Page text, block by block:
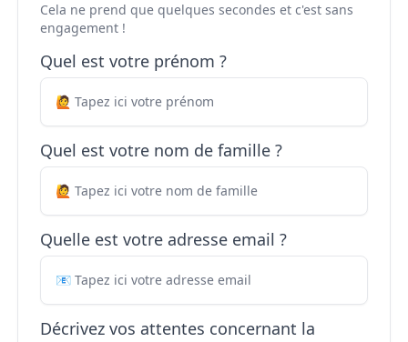
Cela ne prend que quelques secondes et c'est sans
engagement !
Quel est votre prénom ?
Quel est votre nom de famille ?
Quelle est votre adresse email ?
Décrivez vos attentes concernant la